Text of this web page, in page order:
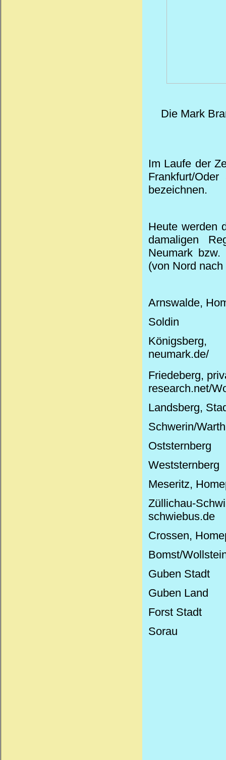
Die Mark
Im Laufe der
Frankfurt/
bezeichnen.
Heute werden
damaligen
Neumark
(von Nord nach
Arnswalde,
Soldin
Königsberg,
neumark.de/
Friedeberg,
research.net/
Landsberg,
Schwerin/
Oststernberg
Weststernberg
Meseritz,
Züllichau-
schwiebus.de
Crossen,
Bomst/
Guben Stadt
Guben Land
Forst Stadt
Sorau